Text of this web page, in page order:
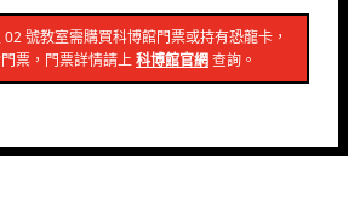
號教室需購買科博館門票或持有恐龍卡，
票，門票詳情請上科博館官網查詢。